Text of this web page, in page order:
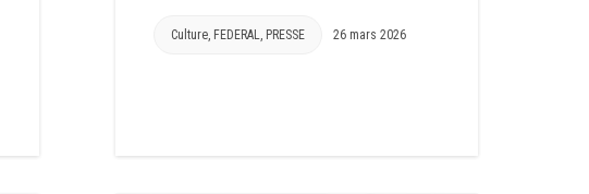
Culture, FEDERAL PRESSE 26 mars 2026